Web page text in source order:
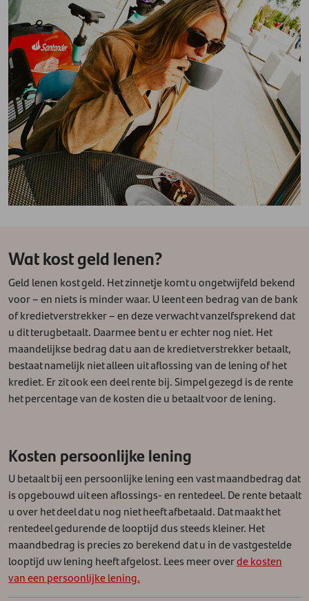
Wat kost geld lenen?
Geld lenen kost geld. Het zinnetje komt u ongetwijfeld bekend
voor – en niets is minder waar. U leent een bedrag van de bank
of kredietverstrekker – en deze verwacht vanzelfsprekend dat
u dit terugbetaalt. Daarmee bent u er echter nog niet. Het
maandelijkse bedrag dat u aan de kredietverstrekker betaalt,
bestaat namelijk niet alleen uit aflossing van de lening of het
krediet. Er zit ook een deel rente bij. Simpel gezegd is de rente
het percentage van de kosten die u betaalt voor de lening.
Kosten persoonlijke lening
U betaalt bij een persoonlijke lening een vast maandbedrag dat
is opgebouwd uit een aflossings- en rentedeel. De rente betaalt
u over het deel dat u nog niet heeft afbetaald. Dat maakt het
rentedeel gedurende de looptijd dus steeds kleiner. Het
maandbedrag is precies zo berekend dat u in de vastgestelde
looptijd uw lening heeft afgelost. Lees meer overde kosten
van een persoonlijke lening.